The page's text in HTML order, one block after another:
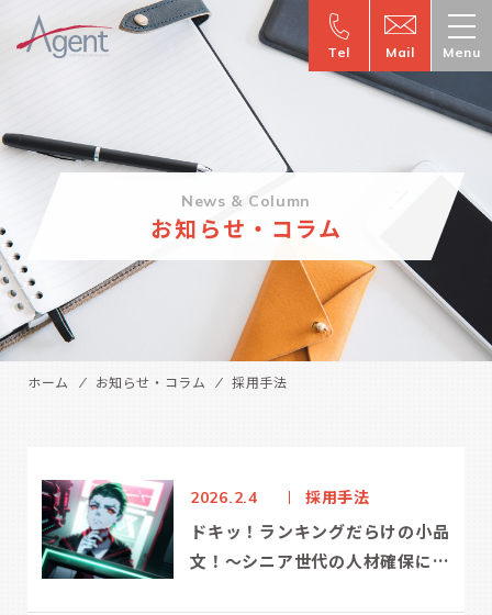
Tel Mail Menu
News & Column
お知らせ・コラム
ホーム お知らせ・コラム 採用手法
2026.2.4 採用手法
ドキッ！ランキングだらけの小品
文！～シニア世代の人材確保にお